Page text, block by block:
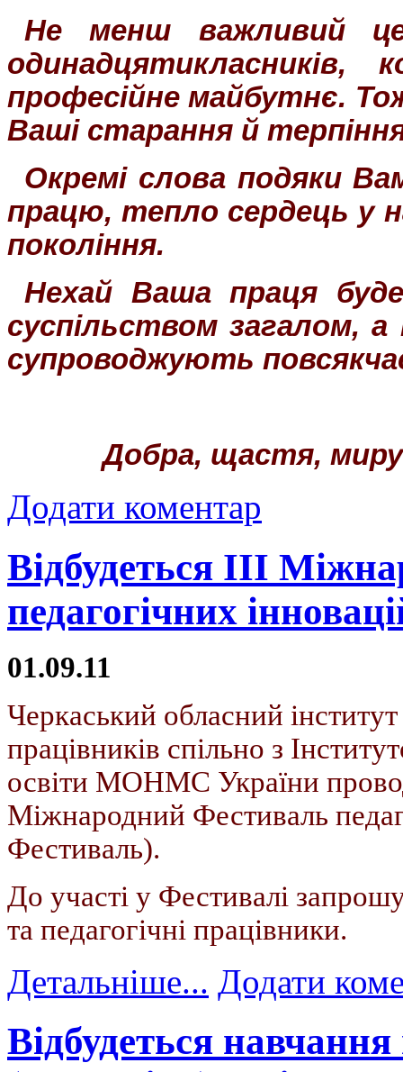
Не менш важливий
професійне майбутнє.
Ваші старання й
Окремі слова подяки
працю, тепло сердець у
покоління.
Нехай Ваша праця
суспільством загалом,
супроводжують
Добра, щастя,
Додати коментар
Відбудеться ІІІ
педагогічних
01.09.11
Черкаський обласний
працівників спільно з
освіти МОНМС України
Міжнародний Фестиваль
Фестиваль).
До участі у Фестивалі
та педагогічні працівники.
Детальніше... Додати
Відбудеться навчання